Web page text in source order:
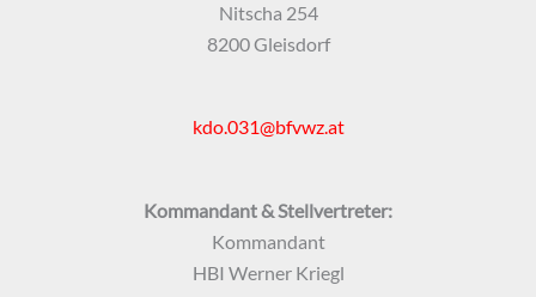
Nitscha 254
8200 Gleisdorf
kdo.031@bfvwz.at
Kommandant & Stellvertreter:
Kommandant
HBI Werner Kriegl